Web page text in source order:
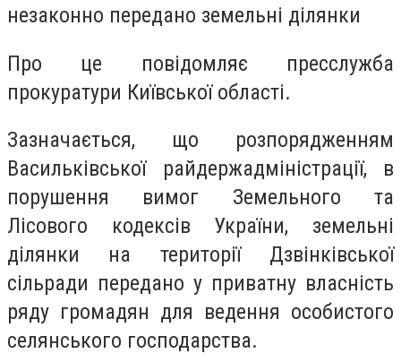
незаконно передано земельні ділянки
Про це повідомляє пресслужба
прокуратури Київської області.
Зазначається, що розпорядженням
Васильківської райдержадміністрації, в
порушення вимог Земельного та
Лісового кодексів України, земельні
ділянки на території Дзвінківської
сільради передано у приватну власність
ряду громадян для ведення особистого
селянського господарства.